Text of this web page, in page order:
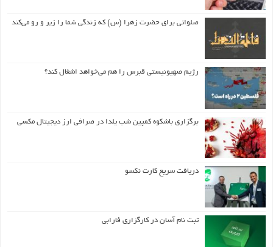
صلواتی برای حضرت زهرا (س) که زندگی شما را زیر و رو می‌کند
رژیم صهیونیستی قبرس را هم می‌خواهد اشغال کند؟
برگزاری باشکوه کمپین شب یلدا در صرافی ارز دیجیتال مکسی
دریافت سریع کارت نکسو
ثبت نام آسان در کارگزاری فارابی